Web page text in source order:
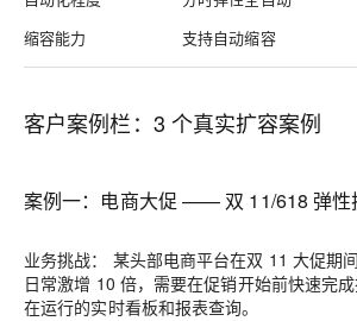
缩容能力
支持自动缩容
客户案例栏：3 个真实扩容案例
案例一：电商大促 —— 双 11/618 弹性
业务挑战：
某头部电商平台在双 11 大促期
日常激增 10 倍，需要在促销开始前快速完
在运行的实时看板和报表查询。